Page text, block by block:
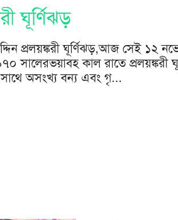
ঘূর্ণিঝড়
প্রলয়ঙ্করী ঘূর্ণিঝড়,আজ সেই ১২
সালেরভয়াবহ কাল রাতে প্রলয়ঙ্করী
অসংখ্য বন্য এবং গৃ...